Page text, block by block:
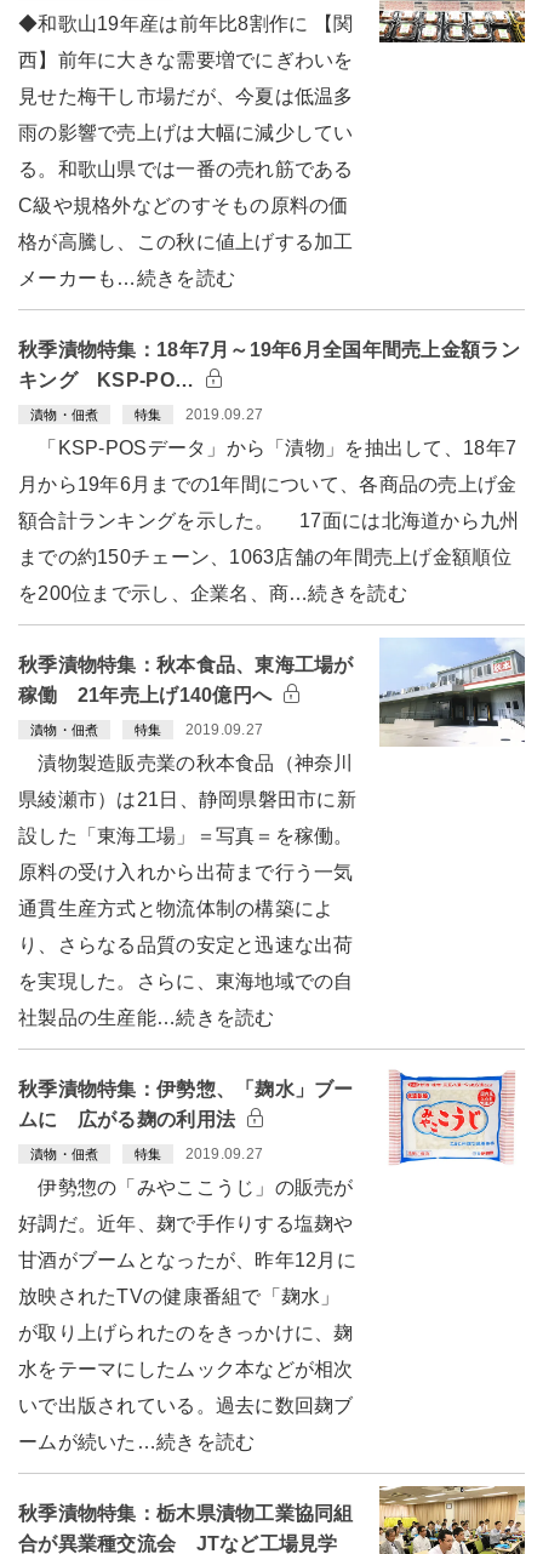
◆和歌山19年産は前年比8割作に 【関
西】前年に大きな需要増でにぎわいを
見せた梅干し市場だが、今夏は低温多
雨の影響で売上げは大幅に減少してい
る。和歌山県では一番の売れ筋である
C級や規格外などのすそもの原料の価
格が高騰し、この秋に値上げする加工
メーカーも…続きを読む
秋季漬物特集：18年7月～19年6月全国年間売上金額ラン
キング KSP-PO…
漬物・佃煮 特集 2019.09.27
「KSP-POSデータ」から「漬物」を抽出して、18年7
月から19年6月までの1年間について、各商品の売上げ金
額合計ランキングを示した。 17面には北海道から九州
までの約150チェーン、1063店舗の年間売上げ金額順位
を200位まで示し、企業名、商…続きを読む
秋季漬物特集：秋本食品、東海工場が
稼働 21年売上げ140億円へ
漬物・佃煮 特集 2019.09.27
漬物製造販売業の秋本食品（神奈川
県綾瀬市）は21日、静岡県磐田市に新
設した「東海工場」＝写真＝を稼働。
原料の受け入れから出荷まで行う一気
通貫生産方式と物流体制の構築によ
り、さらなる品質の安定と迅速な出荷
を実現した。さらに、東海地域での自
社製品の生産能…続きを読む
秋季漬物特集：伊勢惣、「麹水」ブー
ムに 広がる麹の利用法
漬物・佃煮 特集 2019.09.27
伊勢惣の「みやここうじ」の販売が
好調だ。近年、麹で手作りする塩麹や
甘酒がブームとなったが、昨年12月に
放映されたTVの健康番組で「麹水」
が取り上げられたのをきっかけに、麹
水をテーマにしたムック本などが相次
いで出版されている。過去に数回麹ブ
ームが続いた…続きを読む
秋季漬物特集：栃木県漬物工業協同組
合が異業種交流会 JTなど工場見学